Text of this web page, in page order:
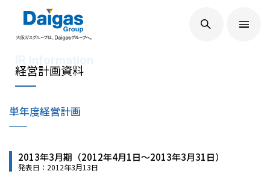
EN / JP
Daigasグループについて
Daigas STUDIO
社会貢献
経営計画資料
単年度経営計画
2013年3月期（2012年4月1日～2013年3月31日）
発表日：2012年3月13日